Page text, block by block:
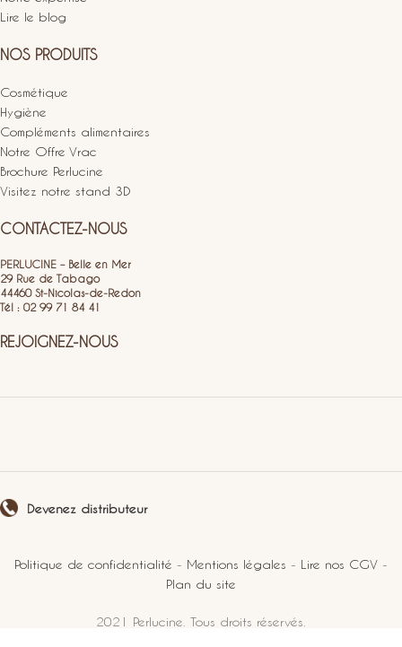
Lire le blog
NOS PRODUITS
Cosmétique
Hygiène
Compléments alimentaires
Notre Offre Vrac
Brochure Perlucine
Visitez notre stand 3D
CONTACTEZ-NOUS
PERLUCINE – Belle en Mer
29 Rue de Tabago
44460 St-Nicolas-de-Redon
Tél : 02 99 71 84 41
REJOIGNEZ-NOUS
Devenez distributeur
Politique de confidentialité - Mentions légales - Lire nos CGV -
Plan du site
2021 Perlucine. Tous droits réservés.